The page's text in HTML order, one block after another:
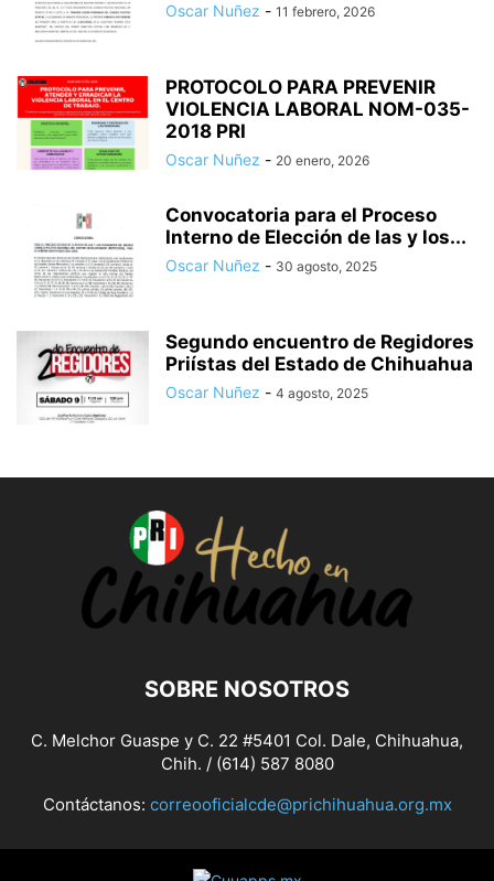
Oscar Nuñez - 11 febrero, 2026
PROTOCOLO PARA PREVENIR
VIOLENCIA LABORAL NOM-035-
2018 PRI
Oscar Nuñez - 20 enero, 2026
Convocatoria para el Proceso
Interno de Elección de las y los...
Oscar Nuñez - 30 agosto, 2025
Segundo encuentro de Regidores
Priístas del Estado de Chihuahua
Oscar Nuñez - 4 agosto, 2025
SOBRE NOSOTROS
C. Melchor Guaspe y C. 22 #5401 Col. Dale, Chihuahua,
Chih. / (614) 587 8080
Contáctanos: correooficialcde@prichihuahua.org.mx